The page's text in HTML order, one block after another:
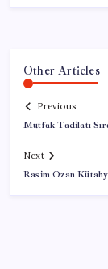
Other Articles
Previous
Mutfak Tadilatı
Next
Rasim Ozan